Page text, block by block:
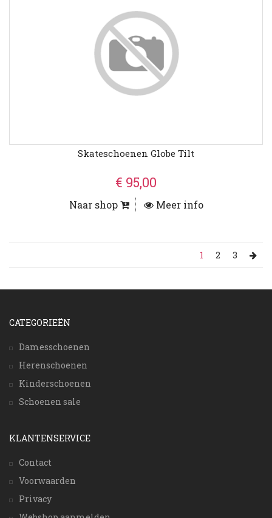
Skateschoenen Globe Tilt
€ 95,00
Naar shop Meer info
1 2 3
CATEGORIEËN
Damesschoenen
Herenschoenen
Kinderschoenen
Schoenen sale
KLANTENSERVICE
Contact
Voorwaarden
Privacy